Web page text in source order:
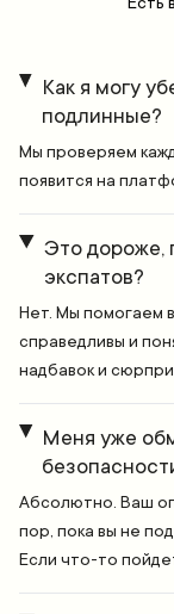
Как я могу
подлинные?
Мы проверяем
появится на
Это дороже,
экспатов?
Нет. Мы помогаем
справедливы и
надбавок и
Меня уже
Абсолютно. Ваш
пор, пока вы не
Если что-то